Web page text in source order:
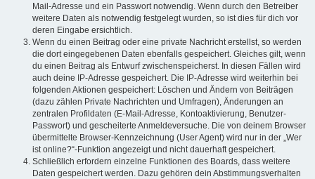
Mail-Adresse und ein Passwort notwendig. Wenn durch den Betreiber
weitere Daten als notwendig festgelegt wurden, so ist dies für dich vor
deren Eingabe ersichtlich.
Wenn du einen Beitrag oder eine private Nachricht erstellst, so werden
die dort eingegebenen Daten ebenfalls gespeichert. Gleiches gilt, wenn
du einen Beitrag als Entwurf zwischenspeicherst. In diesen Fällen wird
auch deine IP-Adresse gespeichert. Die IP-Adresse wird weiterhin bei
folgenden Aktionen gespeichert: Löschen und Ändern von Beiträgen
(dazu zählen Private Nachrichten und Umfragen), Änderungen an
zentralen Profildaten (E-Mail-Adresse, Kontoaktivierung, Benutzer-
Passwort) und gescheiterte Anmeldeversuche. Die von deinem Browser
übermittelte Browser-Kennzeichnung (User Agent) wird nur in der „Wer
ist online?“-Funktion angezeigt und nicht dauerhaft gespeichert.
Schließlich erfordern einzelne Funktionen des Boards, dass weitere
Daten gespeichert werden. Dazu gehören dein Abstimmungsverhalten